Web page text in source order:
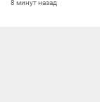
8 минут назад